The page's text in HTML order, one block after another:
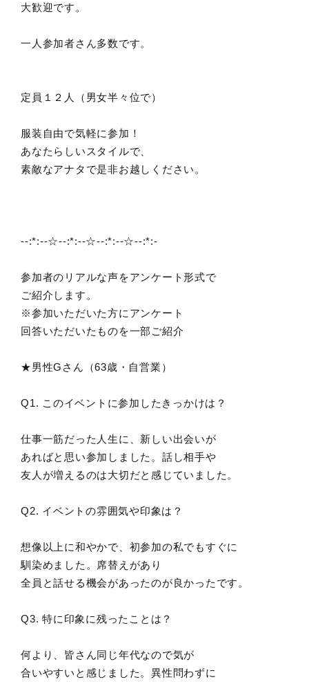
大歓迎です。
一人参加者さん多数です。
定員１２人（男女半々位で）
服装自由で気軽に参加！
あなたらしいスタイルで、
素敵なアナタで是非お越しください。
--:*:--☆--:*:--☆--:*:--☆--:*:-
参加者のリアルな声をアンケート形式で
ご紹介します。
※参加いただいた方にアンケート
回答いただいたものを一部ご紹介
★男性Gさん（63歳・自営業）
Q1. このイベントに参加したきっかけは？
仕事一筋だった人生に、新しい出会いが
あればと思い参加しました。話し相手や
友人が増えるのは大切だと感じていました。
Q2. イベントの雰囲気や印象は？
想像以上に和やかで、初参加の私でもすぐに
馴染めました。席替えがあり
全員と話せる機会があったのが良かったです。
Q3. 特に印象に残ったことは？
何より、皆さん同じ年代なので気が
合いやすいと感じました。異性問わずに